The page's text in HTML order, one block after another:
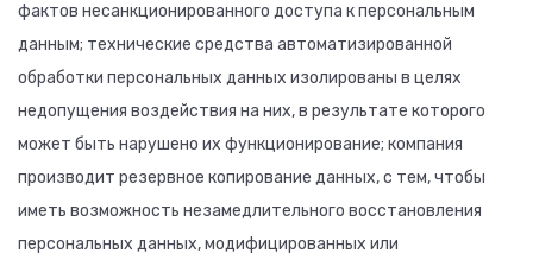
фактов несанкционированного доступа к персональным
данным; технические средства автоматизированной
обработки персональных данных изолированы в целях
недопущения воздействия на них, в результате которого
может быть нарушено их функционирование; компания
производит резервное копирование данных, с тем, чтобы
иметь возможность незамедлительного восстановления
персональных данных, модифицированных или